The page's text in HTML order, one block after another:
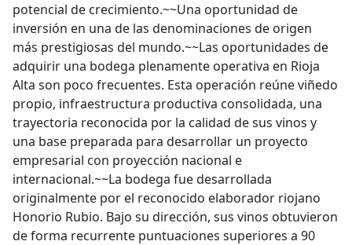
potencial de crecimiento.~~Una oportunidad de
inversión en una de las denominaciones de origen
más prestigiosas del mundo.~~Las oportunidades de
adquirir una bodega plenamente operativa en Rioja
Alta son poco frecuentes. Esta operación reúne viñedo
propio, infraestructura productiva consolidada, una
trayectoria reconocida por la calidad de sus vinos y
una base preparada para desarrollar un proyecto
empresarial con proyección nacional e
internacional.~~La bodega fue desarrollada
originalmente por el reconocido elaborador riojano
Honorio Rubio. Bajo su dirección, sus vinos obtuvieron
de forma recurrente puntuaciones superiores a 90